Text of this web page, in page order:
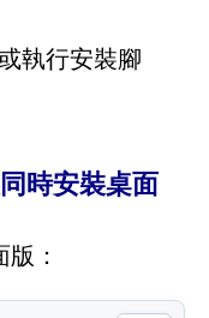
執行安裝腳
時安裝桌面
：